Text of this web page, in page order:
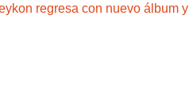
regresa con nuevo álbum y